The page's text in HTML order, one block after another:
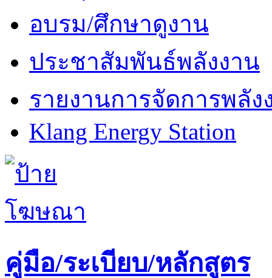
อบรม/ศึกษาดูงาน
ประชาสัมพันธ์พลังงาน
รายงานการจัดการพลัง
Klang Energy Station
คู่มือ/ระเบียบ/หลักสูตร